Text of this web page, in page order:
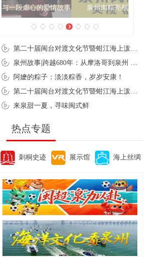
泉州肉粽亮相央视《新闻联播》
阿嬷的粽子：淡淡粽香，岁岁安康！
来泉甜一夏，寻味闽式鲜
热点专题
刺桐史迹 展示馆 海上丝绸